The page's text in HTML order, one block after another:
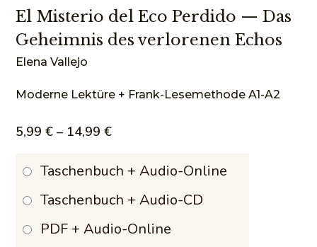
El Misterio del Eco Perdido — Das
Geheimnis des verlorenen Echos
Elena Vallejo
Moderne Lektüre + Frank-Lesemethode A1-A2
5,99€ – 14,99€Preisspanne:
Taschenbuch + Audio-Online
Taschenbuch + Audio-CD
PDF + Audio-Online